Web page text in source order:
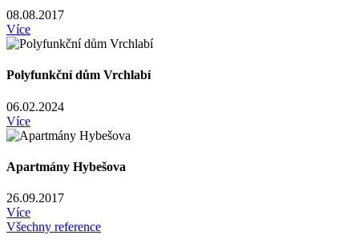
08.08.2017
Více
Polyfunkční dům Vrchlabí
06.02.2024
Více
Apartmány Hybešova
26.09.2017
Více
Všechny reference